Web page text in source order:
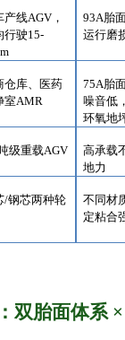
产线AGV，
行驶15-
93A胎
运行磨
仓库、医药
室AMR
75A胎
噪音低
环氧地
级重载AGV
高承载
地力
/钢芯两种轮
不同材
定粘合
双胎面体系